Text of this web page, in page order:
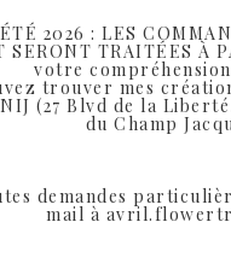
2026 : LES
SERONT TRAITÉES À
votre
trouver mes
(27 Blvd de la
du Champ
demandes
mail à